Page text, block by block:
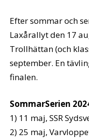
Efter sommar och
Laxårallyt den 17
Trollhättan (och
september. En
finalen.
SommarSerien
1) 11 maj, SSR
2) 25 maj,